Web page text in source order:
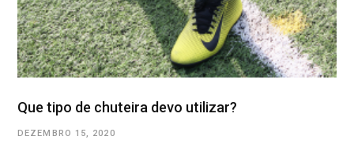
Que tipo de chuteira devo utilizar?
DEZEMBRO 15, 2020